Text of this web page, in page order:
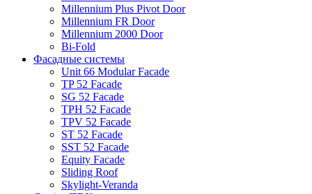
Millennium Plus Pivot Door
Millennium FR Door
Millennium 2000 Door
Bi-Fold
Фасадные системы
Unit 66 Modular Facade
TP 52 Facade
SG 52 Facade
TPH 52 Facade
TPV 52 Facade
ST 52 Facade
SST 52 Facade
Equity Facade
Sliding Roof
Skylight-Veranda